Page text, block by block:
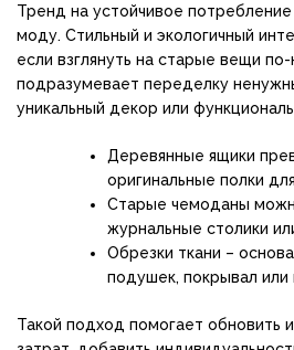
Тренд на устойчивое
моду. Стильный и экологичный
если взглянуть на старые вещи
подразумевает переделку
уникальный декор или
Деревянные ящики
оригинальные полки
Старые чемоданы
журнальные столики
Обрезки ткани –
подушек, покрывал или
Такой подход помогает обновить